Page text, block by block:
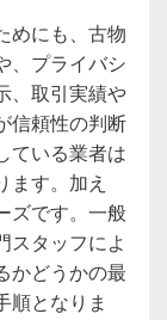
めにも、古物
、プライバシ
、取引実績や
信頼性の判断
ている業者は
ます。加え
ズです。一般
スタッフによ
かどうかの最
順となりま